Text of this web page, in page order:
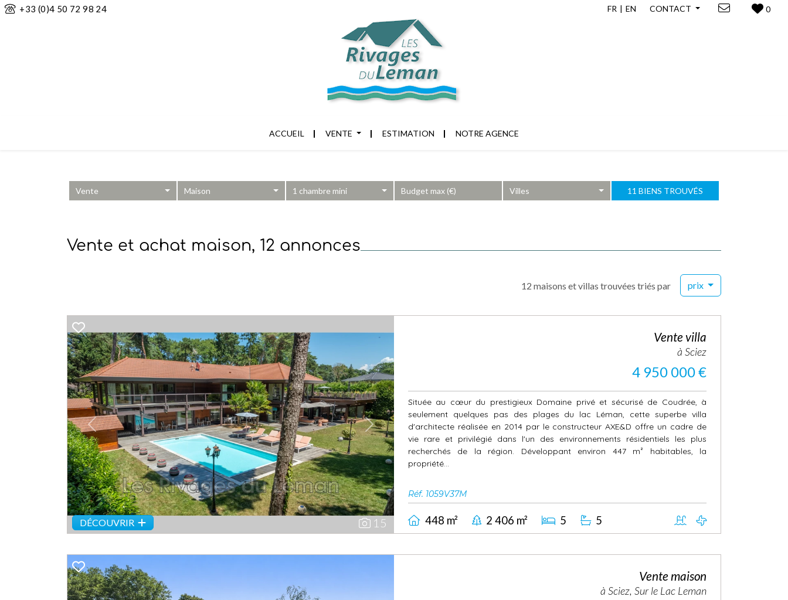
+33 (0)4 50 72 98 24 FR EN CONTACT 0
ACCUEIL VENTE ESTIMATION NOTRE AGENCE
Vente Maison 1 chambre mini Villes 11 BIENS TROUVÉS
Vente et achat maison, 12 annonces
12 maisons et villas trouvées triés par prix
Previous Next
DÉCOUVRIR 15
Vente villa
à Sciez
4 950 000 €
Située au cœur du prestigieux Domaine privé et sécurisé de Coudrée, à
seulement quelques pas des plages du lac Léman, cette superbe villa
d'architecte réalisée en 2014 par le constructeur AXE&D offre un cadre de
vie rare et privilégié dans l'un des environnements résidentiels les plus
recherchés de la région. Développant environ 447 m² habitables, la
propriété...
Réf. 1059V37M
448 m² 2 406 m² 5 5
Vente maison
à Sciez, Sur le Lac Leman